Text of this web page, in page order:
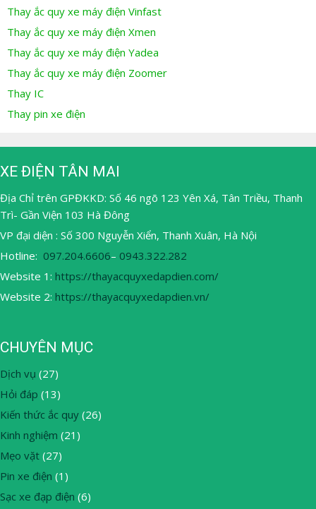
Thay ắc quy xe máy điện Vinfast
Thay ắc quy xe máy điện Xmen
Thay ắc quy xe máy điện Yadea
Thay ắc quy xe máy điện Zoomer
Thay IC
Thay pin xe điện
XE ĐIỆN TÂN MAI
Địa Chỉ trên GPĐKKD: Số 46 ngõ 123 Yên Xá, Tân Triều, Thanh
Trì- Gần Viện 103 Hà Đông
VP đại diện : Số 300 Nguyễn Xiển, Thanh Xuân, Hà Nội
Hotline: 097.204.6606– 0943.322.282
Website 1: https://thayacquyxedapdien.com/
Website 2: https://thayacquyxedapdien.vn/
CHUYÊN MỤC
Dịch vụ (27)
Hỏi đáp (13)
Kiến thức ắc quy (26)
Kinh nghiệm (21)
Mẹo vặt (27)
Pin xe điện (1)
Sạc xe đạp điện (6)